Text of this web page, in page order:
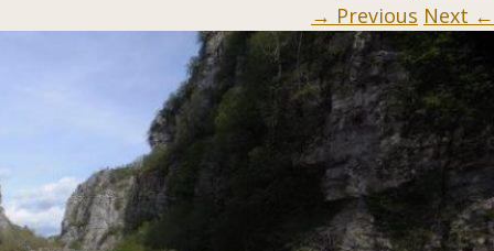
← Previous
Next →